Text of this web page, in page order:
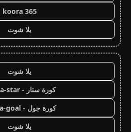
koora 365
يلا شوت
يلا شوت
كورة ستار - koora-star
كورة جول - koora-goal
يلا شوت